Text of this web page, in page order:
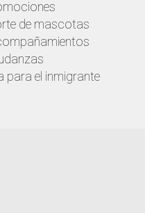
de mascotas
para el inmigrante